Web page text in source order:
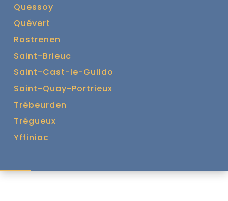
Quessoy
Quévert
Rostrenen
Saint-Brieuc
Saint-Cast-le-Guildo
Saint-Quay-Portrieux
Trébeurden
Trégueux
Yffiniac